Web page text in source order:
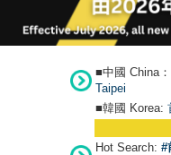
■中國 China：
Taipei
■韓國 Korea:
Hot Search: #